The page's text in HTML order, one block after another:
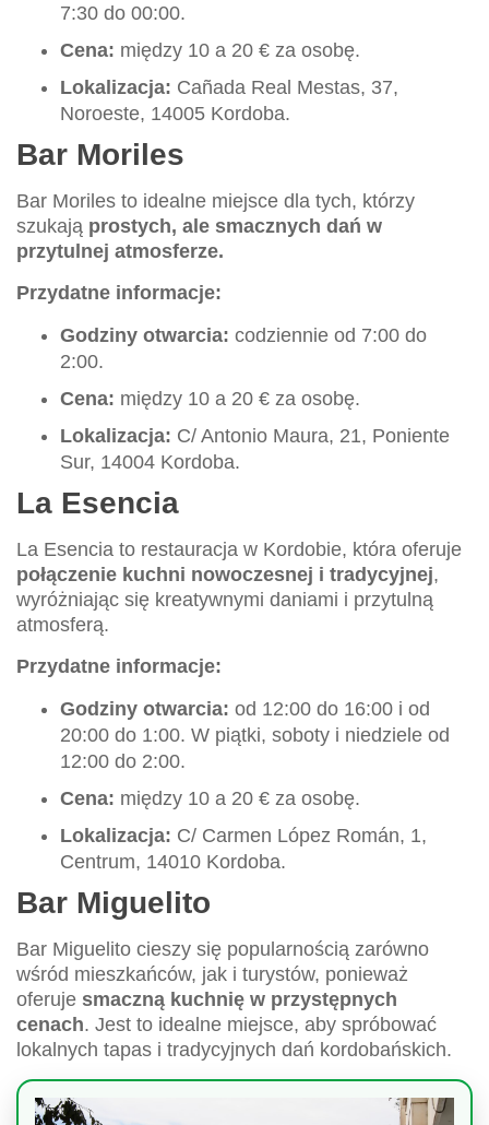
7:30 do 00:00.
Cena: między 10 a 20 € za osobę.
Lokalizacja: Cañada Real Mestas, 37,
Noroeste, 14005 Kordoba.
Bar Moriles
Bar Moriles to idealne miejsce dla tych, którzy
szukają prostych, ale smacznych dań w
przytulnej atmosferze.
Przydatne informacje:
Godziny otwarcia: codziennie od 7:00 do
2:00.
Cena: między 10 a 20 € za osobę.
Lokalizacja: C/ Antonio Maura, 21, Poniente
Sur, 14004 Kordoba.
La Esencia
La Esencia to restauracja w Kordobie, która oferuje
połączenie kuchni nowoczesnej i tradycyjnej,
wyróżniając się kreatywnymi daniami i przytulną
atmosferą.
Przydatne informacje:
Godziny otwarcia: od 12:00 do 16:00 i od
20:00 do 1:00. W piątki, soboty i niedziele od
12:00 do 2:00.
Cena: między 10 a 20 € za osobę.
Lokalizacja: C/ Carmen López Román, 1,
Centrum, 14010 Kordoba.
Bar Miguelito
Bar Miguelito cieszy się popularnością zarówno
wśród mieszkańców, jak i turystów, ponieważ
oferuje smaczną kuchnię w przystępnych
cenach. Jest to idealne miejsce, aby spróbować
lokalnych tapas i tradycyjnych dań kordobańskich.